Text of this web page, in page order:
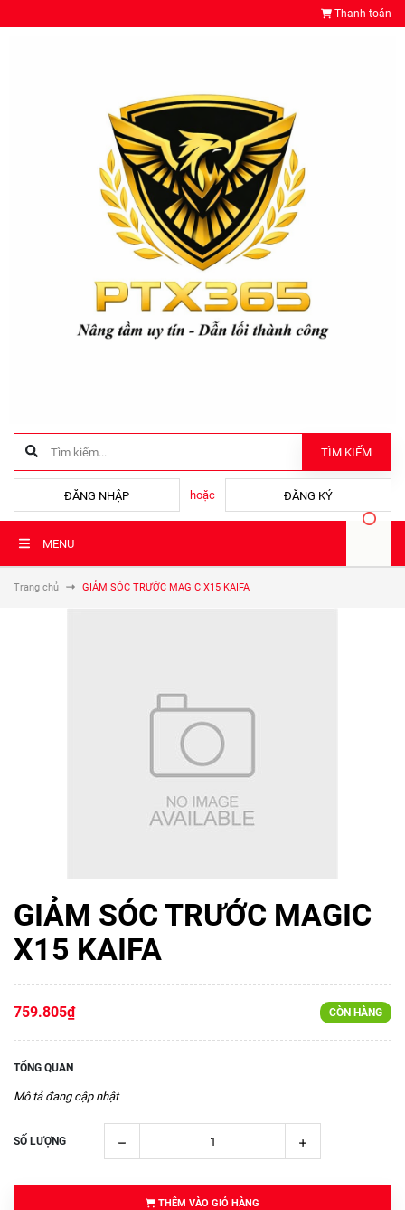
Thanh toán
TÌM KIẾM
ĐĂNG NHẬP hoặc ĐĂNG KÝ
MENU
Trang chủ GIẢM SÓC TRƯỚC MAGIC X15 KAIFA
GIẢM SÓC TRƯỚC MAGIC
X15 KAIFA
759.805₫ CÒN HÀNG
TỔNG QUAN
Mô tả đang cập nhật
SỐ LƯỢNG
THÊM VÀO GIỎ HÀNG